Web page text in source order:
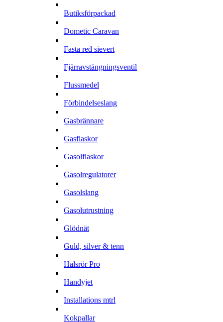
Butiksförpackad
Dometic Caravan
Fasta red sievert
Fjärravstängningsventil
Flussmedel
Förbindelseslang
Gasbrännare
Gasflaskor
Gasolflaskor
Gasolregulatorer
Gasolslang
Gasolutrustning
Glödnät
Guld, silver & tenn
Halsrör Pro
Handyjet
Installations mtrl
Kokpallar